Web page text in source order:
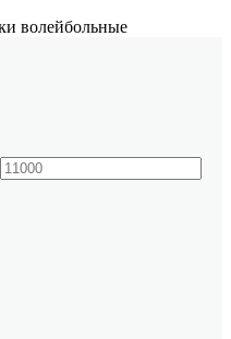
волейбольные